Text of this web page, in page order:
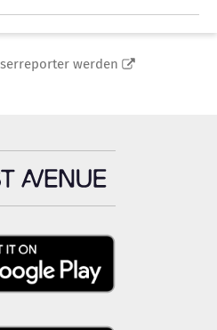
werden